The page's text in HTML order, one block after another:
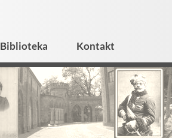
Biblioteka Kontakt